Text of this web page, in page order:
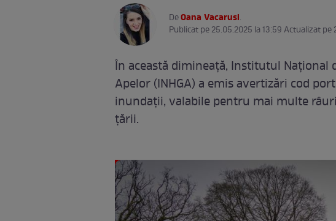
DeOana Vacarusi.
Publicat pe 25.05.2025 la 13:59 Actualizat pe
În această dimineață, Institutul Național
Apelor (INHGA) a emis avertizări cod
inundații, valabile pentru mai multe
țării.